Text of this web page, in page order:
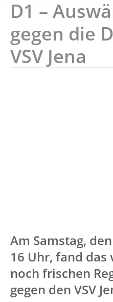
D1 –
gegen die
VSV Jena
Am Samstag,
16 Uhr, fand
noch frischen
gegen den VSV